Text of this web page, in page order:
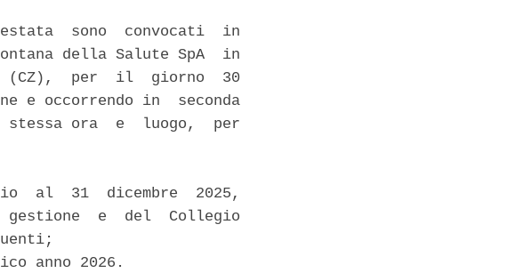
sono  convocati  in
della Salute SpA  in
(CZ),  per  il  giorno  30
e occorrendo in  seconda
stessa ora  e  luogo,  per
al  31  dicembre  2025,
gestione  e  del  Collegio
anno 2026.